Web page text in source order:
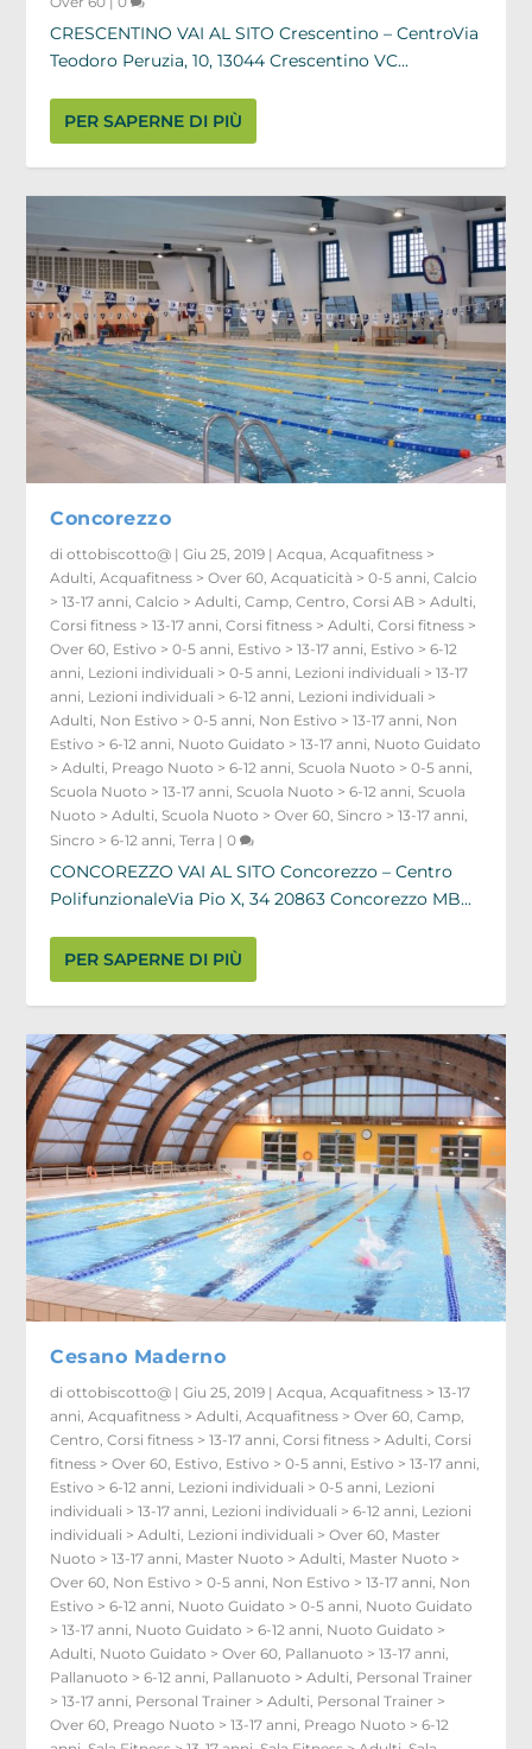
CRESCENTINO VAI AL SITO Crescentino – CentroVia
Teodoro Peruzia, 10, 13044 Crescentino VC...
PER SAPERNE DI PIÙ
Concorezzo
diottobiscotto@ |Giu 25, 2019 |Acqua ,Acquafitness >
Adulti ,Acquafitness > Over 60 ,Acquaticità > 0-5 anni ,Calcio
> 13-17 anni ,Calcio > Adulti ,Camp ,Centro ,Corsi AB > Adulti
Corsi fitness > 13-17 anni ,Corsi fitness > Adulti ,Corsi fitness >
Over 60 Estivo > 0-5 anni Estivo > 13-17 anni Estivo > 6-12
anni Lezioni individuali > 0-5 anni Lezioni individuali > 13-17
anni Lezioni individuali > 6-12 anni Lezioni individuali >
Adulti Non Estivo > 0-5 anni Non Estivo > 13-17 anni Non
Estivo > 6-12 anni Nuoto Guidato > 13-17 anni Nuoto Guidato
> Adulti Preago Nuoto > 6-12 anni ,Scuola Nuoto > 0-5 anni
Scuola Nuoto > 13-17 anni ,Scuola Nuoto > 6-12 anni ,Scuola
Nuoto > Adulti ,Scuola Nuoto > Over 60 ,Sincro > 13-17 anni
Sincro > 6-12 anni ,Terra |0
CONCOREZZO VAI AL SITO Concorezzo – Centro
PolifunzionaleVia Pio X, 34 20863 Concorezzo MB...
PER SAPERNE DI PIÙ
Cesano Maderno
diottobiscotto@ |Giu 25, 2019 |Acqua ,Acquafitness > 13-17
anni ,Acquafitness > Adulti ,Acquafitness > Over 60 ,Camp
Centro ,Corsi fitness > 13-17 anni ,Corsi fitness > Adulti ,Corsi
fitness > Over 60 Estivo Estivo > 0-5 anni Estivo > 13-17 anni
Estivo > 6-12 anni Lezioni individuali > 0-5 anni Lezioni
individuali > 13-17 anni Lezioni individuali > 6-12 anni Lezioni
individuali > Adulti Lezioni individuali > Over 60 Master
Nuoto > 13-17 anni Master Nuoto > Adulti Master Nuoto >
Over 60 Non Estivo > 0-5 anni Non Estivo > 13-17 anni Non
Estivo > 6-12 anni Nuoto Guidato > 0-5 anni Nuoto Guidato
> 13-17 anni Nuoto Guidato > 6-12 anni Nuoto Guidato >
Adulti Nuoto Guidato > Over 60 Pallanuoto > 13-17 anni
Pallanuoto > 6-12 anni Pallanuoto > Adulti Personal Trainer
> 13-17 anni Personal Trainer > Adulti Personal Trainer >
Over 60 Preago Nuoto > 13-17 anni Preago Nuoto > 6-12